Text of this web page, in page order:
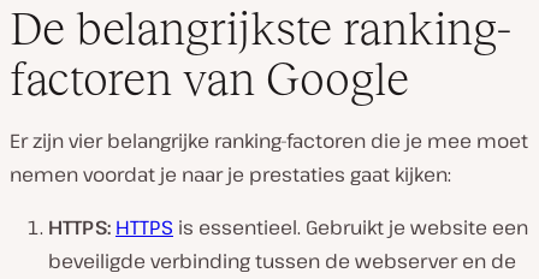
De belangrijkste ranking-
factoren van Google
Er zijn vier belangrijke ranking-factoren die je mee moet
nemen voordat je naar je prestaties gaat kijken:
HTTPS: HTTPS is essentieel. Gebruikt je website een
beveiligde verbinding tussen de webserver en de